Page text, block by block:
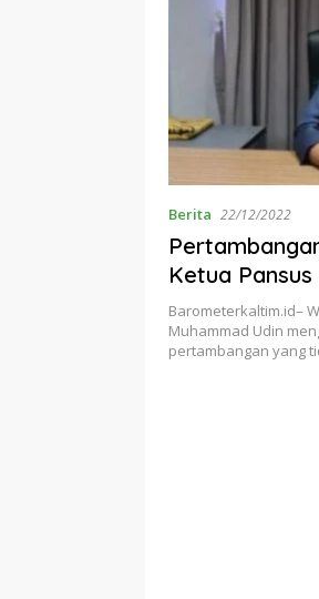
Berita 22/12/2022
Ketua
Sigap
Barometerkaltim.id–
Muhammad Udin
pertambangan yang